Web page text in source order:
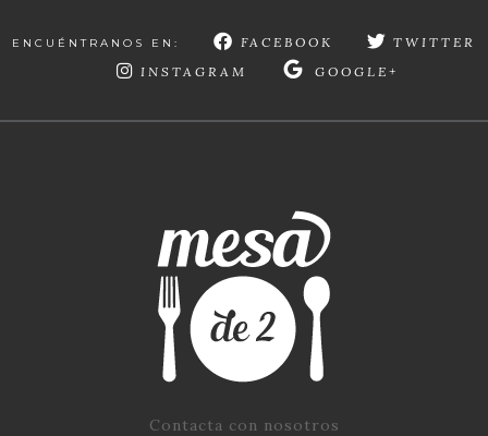
ENCUÉNTRANOS EN: FACEBOOK
TWITTER
INSTAGRAM
GOOGLE+
Contacta con nosotros